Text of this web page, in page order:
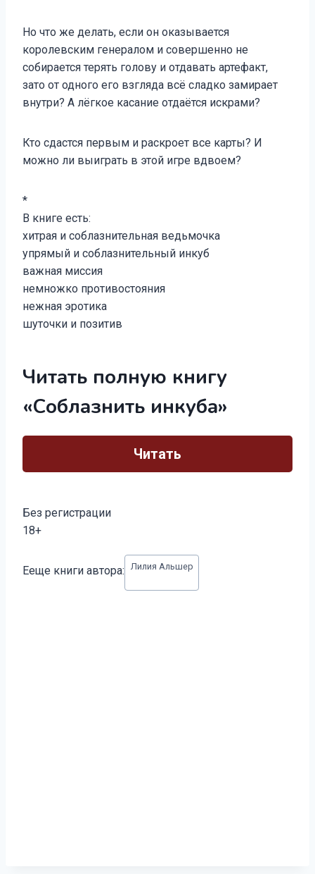
Но что же делать, если он оказывается
королевским генералом и совершенно не
собирается терять голову и отдавать артефакт,
зато от одного его взгляда всё сладко замирает
внутри? А лёгкое касание отдаётся искрами?
Кто сдастся первым и раскроет все карты? И
можно ли выиграть в этой игре вдвоем?
*
В книге есть:
хитрая и соблазнительная ведьмочка
упрямый и соблазнительный инкуб
важная миссия
немножко противостояния
нежная эротика
шуточки и позитив
Читать полную книгу
«Соблазнить инкуба»
Читать
Без регистрации
18+
записи:
Ееще книги автора: Лилия Альшер